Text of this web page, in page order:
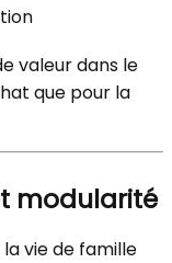
valeur dans le
que pour la
modularité
vie de famille